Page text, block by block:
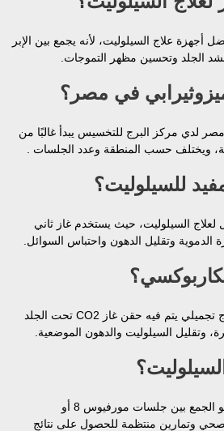
8 من أفضل أجهزة علاج السيلوليت، لأنه يجمع بين الإبر
لشد الجلد وتحسين مظهر التموجات.
في مصر؟
لدي مركز البرج للتخسيس يبدأ غالبًا من
للسيلوليت؟
لعلاج السيلوليت، حيث يستخدم غاز ثاني
الدموية وتقليل الدهون واحتباس السوائل.
جلسات الكاربوكسي هي علاج تجميلي يتم فيه حقن غاز CO2 تحت الجلد
وتقليل السيلوليت والدهون الموضعية.
أسرع حل لعلاج السيلوليت هو الجمع بين جلسات مورفيوس 8 أو
وتمارين منتظمة للحصول على نتائج